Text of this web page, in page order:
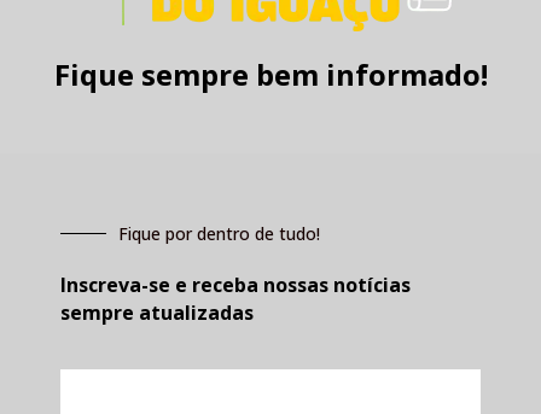
Fique sempre bem informado!
Fique por dentro de tudo!
Inscreva-se e receba nossas notícias
sempre atualizadas